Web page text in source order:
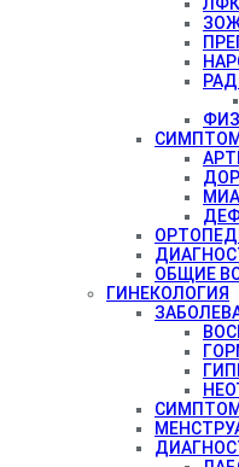
ОБЩИЕ
ГИНЕКОЛОГИЯ